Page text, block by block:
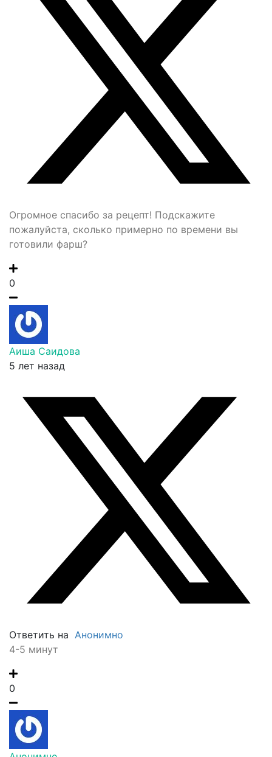
Огромное спасибо за рецепт! Подскажите
пожалуйста, сколько примерно по времени вы
готовили фарш?
0
Аиша Саидова
5 лет назад
Ответить на Анонимно
4-5 минут
0